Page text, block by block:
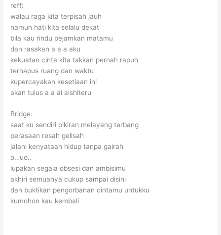
reff:
walau raga kita terpisah jauh
namun hati kita selalu dekat
bila kau rindu pejamkan matamu
dan rasakan a a a aku
kekuatan cinta kita takkan pernah rapuh
terhapus ruang dan waktu
kupercayakan kesetiaan ini
akan tulus a a ai aishiteru
Bridge:
saat ku sendiri pikiran melayang terbang
perasaan resah gelisah
jalani kenyataan hidup tanpa gairah
o…uo..
lupakan segala obsesi dan ambisimu
akhiri semuanya cukup sampai disini
dan buktikan pengorbanan cintamu untukku
kumohon kau kembali